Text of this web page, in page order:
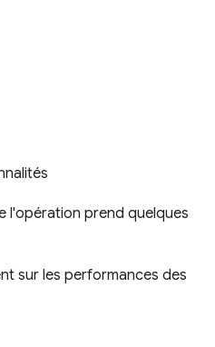
l'opération prend quelques
sur les performances des